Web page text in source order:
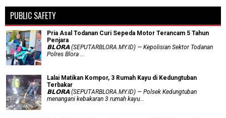
PUBLIC SAFETY
Pria Asal Todanan Curi Sepeda Motor Terancam 5 Tahun
Penjara
𝗕𝗟𝗢𝗥𝗔 (SEPUTARBLORA.MY.ID) — Kepolisian Sektor Todanan
Polres Blora ...
Lalai Matikan Kompor, 3 Rumah Kayu di Kedungtuban
Terbakar
𝗕𝗟𝗢𝗥𝗔 (SEPUTARBLORA.MY.ID) — Polsek Kedungtuban
menangani kebakaran 3 rumah kayu...